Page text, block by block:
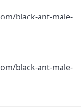
black-ant-male-
black-ant-male-